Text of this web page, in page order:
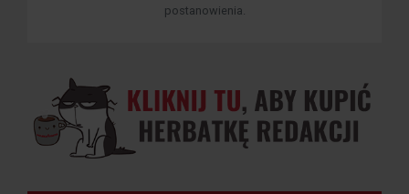
postanowienia.